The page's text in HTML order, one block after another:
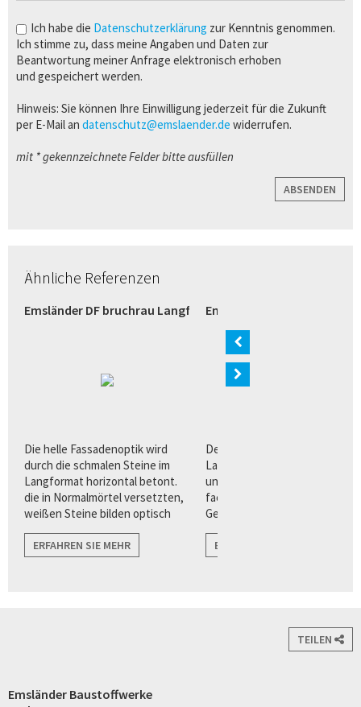
Ich habe die Datenschutzerklärung zur Kenntnis genommen.
Ich stimme zu, dass meine Angaben und Daten zur
Beantwortung meiner Anfrage elektronisch erhoben
und gespeichert werden.
Hinweis: Sie können Ihre Einwilligung jederzeit für die Zukunft
per E-Mail an datenschutz@emslaender.de widerrufen.
mit * gekennzeichnete Felder bitte ausfüllen
ABSENDEN
Ähnliche Referenzen
(Bremen)
Emsländer DF bruchrau Langformat weiß (Verl)
Die helle Fassadenoptik wird
durch die schmalen Steine im
Langformat horizontal betont.
die in Normalmörtel versetzten,
weißen Steine bilden optisch
harmonische Übergänge zu
angrenzenden Flächen wie zu
Fenstern, und Türen.
ERFAHREN SIE MEHR
Emsländer Langformat
Der Quarzverblender im
Langformat bietet Architekten
und Planern eine Vielzahl von
facettenreichen
Gestaltungsvorteilen für eine
puristisch, klare
Fassadenarchitektur.
ERFAHREN SIE MEHR
TEILEN
Emsländer Baustoffwerke